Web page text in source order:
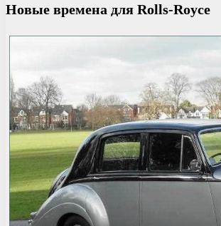
Новые времена для Rolls-Royce